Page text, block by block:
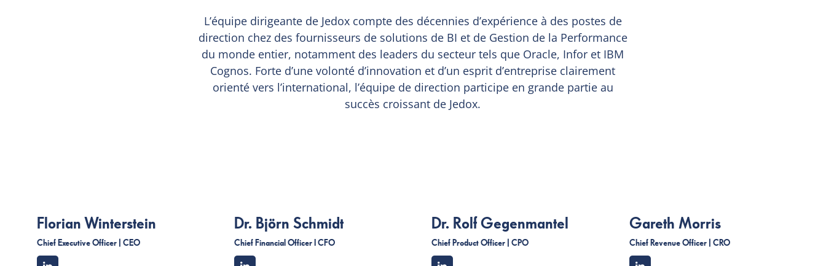
L’équipe dirigeante de Jedox compte des décennies d’expérience à des postes de
direction chez des fournisseurs de solutions de BI et de Gestion de la Performance
du monde entier, notamment des leaders du secteur tels que Oracle, Infor et IBM
Cognos. Forte d’une volonté d’innovation et d’un esprit d’entreprise clairement
orienté vers l’international, l’équipe de direction participe en grande partie au
succès croissant de Jedox.
Florian Winterstein
Chief Executive Officer | CEO
Dr. Björn Schmidt
Chief Financial Officer I CFO
Dr. Rolf Gegenmantel
Chief Product Officer | CPO
Gareth Morris
Chief Revenue Officer | CRO